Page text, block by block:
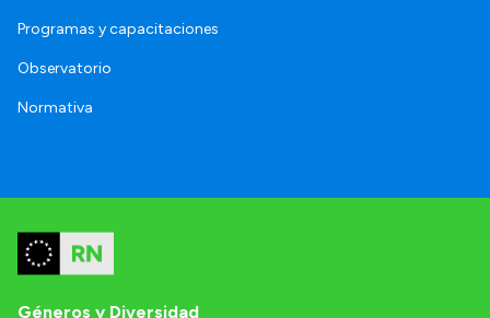
Programas y capacitaciones
Observatorio
Normativa
Géneros y Diversidad